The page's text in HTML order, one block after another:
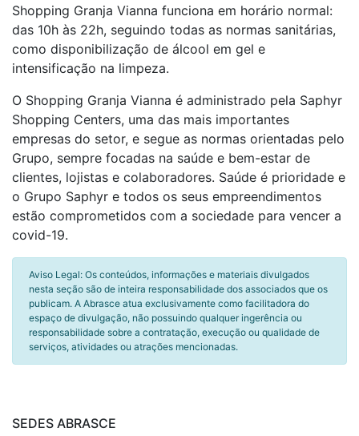
Shopping Granja Vianna funciona em horário normal:
das 10h às 22h, seguindo todas as normas sanitárias,
como disponibilização de álcool em gel e
intensificação na limpeza.
O Shopping Granja Vianna é administrado pela Saphyr
Shopping Centers, uma das mais importantes
empresas do setor, e segue as normas orientadas pelo
Grupo, sempre focadas na saúde e bem-estar de
clientes, lojistas e colaboradores. Saúde é prioridade e
o Grupo Saphyr e todos os seus empreendimentos
estão comprometidos com a sociedade para vencer a
covid-19.
Aviso Legal: Os conteúdos, informações e materiais divulgados
nesta seção são de inteira responsabilidade dos associados que os
publicam. A Abrasce atua exclusivamente como facilitadora do
espaço de divulgação, não possuindo qualquer ingerência ou
responsabilidade sobre a contratação, execução ou qualidade de
serviços, atividades ou atrações mencionadas.
SEDES ABRASCE